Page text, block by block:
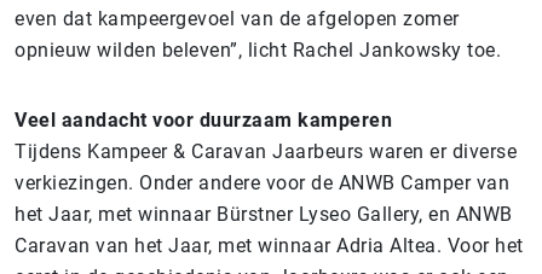
even dat kampeergevoel van de afgelopen zomer
opnieuw wilden beleven”, licht Rachel Jankowsky toe.
Veel aandacht voor duurzaam kamperen
Tijdens Kampeer & Caravan Jaarbeurs waren er diverse
verkiezingen. Onder andere voor de ANWB Camper van
het Jaar, met winnaar Bürstner Lyseo Gallery, en ANWB
Caravan van het Jaar, met winnaar Adria Altea. Voor het